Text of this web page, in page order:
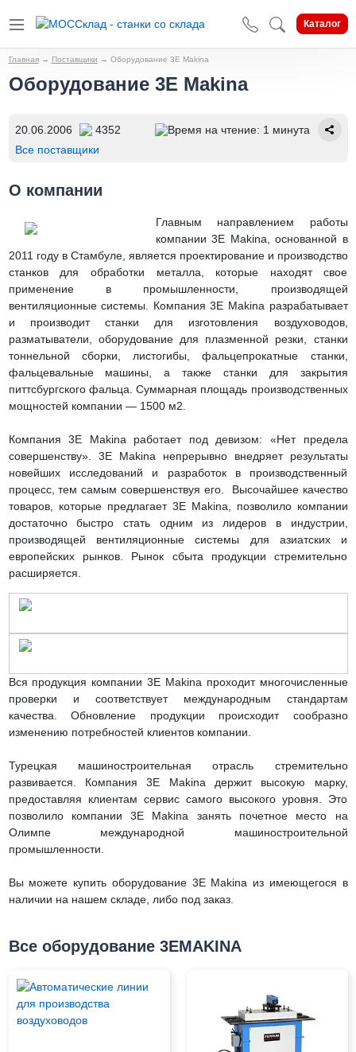
Каталог
Главная → Поставщики → Оборудование 3E Makina
Оборудование 3E Makina
20.06.2006 4352
Время на чтение: 1 минута
Все поставщики
О компании
Главным направлением работы
компании 3E Makina, основанной в
2011 году в Стамбуле, является проектирование и производство
станков для обработки металла, которые находят свое
применение в промышленности, производящей
вентиляционные системы. Компания 3E Makina разрабатывает
и производит станки для изготовления воздуховодов,
разматыватели, оборудование для плазменной резки, станки
тоннельной сборки, листогибы, фальцепрокатные станки,
фальцевальные машины, а также станки для закрытия
питтсбургского фальца. Суммарная площадь производственных
мощностей компании — 1500 м2.
Компания 3E Makina работает под девизом: «Нет предела
совершенству». 3E Makina непрерывно внедряет результаты
новейших исследований и разработок в производственный
процесс, тем самым совершенствуя его. Высочайшее качество
товаров, которые предлагает 3E Makina, позволило компании
достаточно быстро стать одним из лидеров в индустрии,
производящей вентиляционные системы для азиатских и
европейских рынков. Рынок сбыта продукции стремительно
расширяется.
Вся продукция компании 3E Makina проходит многочисленные
проверки и соответствует международным стандартам
качества. Обновление продукции происходит сообразно
изменению потребностей клиентов компании.
Турецкая машиностроительная отрасль стремительно
развивается. Компания 3E Makina держит высокую марку,
предоставляя клиентам сервис самого высокого уровня. Это
позволило компании 3E Makina занять почетное место на
Олимпе международной машиностроительной
промышленности.
Вы можете купить оборудование 3E Makina из имеющегося в
наличии на нашем складе, либо под заказ.
Все оборудование 3EMAKINA